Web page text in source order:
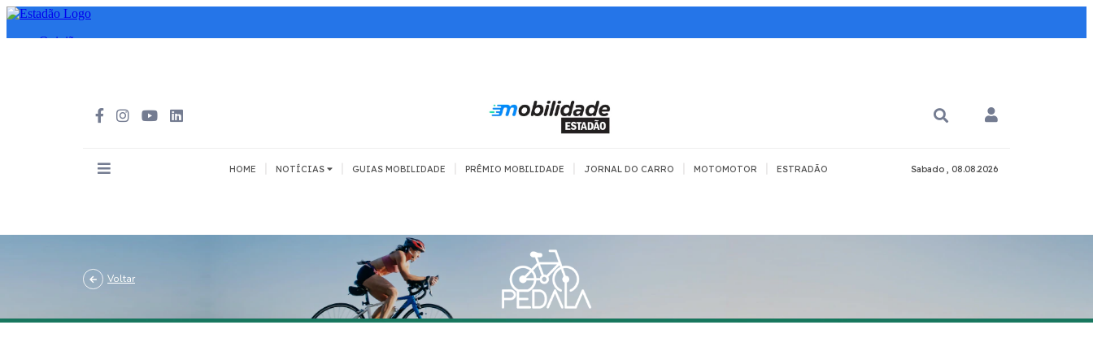
HOME NOTÍCIAS
Bicicleta
SEGURANÇA
Trânsito
Urbana
GUIAS MOBILIDADE PRÊMIO MOBILIDADE JORNAL DO CARRO MOTOMOTOR ESTRADÃO Sabado , 08.08.2026
Voltar